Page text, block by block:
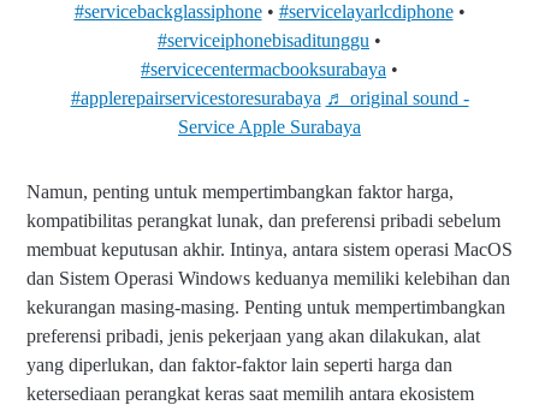
#servicebackglassiphone• #servicelayarlcdiphone•
#serviceiphonebisaditunggu •
#servicecentermacbooksurabaya •
#applerepairservicestoresurabaya ♬ original sound -
Service Apple Surabaya
Namun, penting untuk mempertimbangkan faktor harga,
kompatibilitas perangkat lunak, dan preferensi pribadi sebelum
membuat keputusan akhir. Intinya, antara sistem operasi MacOS
dan Sistem Operasi Windows keduanya memiliki kelebihan dan
kekurangan masing-masing. Penting untuk mempertimbangkan
preferensi pribadi, jenis pekerjaan yang akan dilakukan, alat
yang diperlukan, dan faktor-faktor lain seperti harga dan
ketersediaan perangkat keras saat memilih antara ekosistem